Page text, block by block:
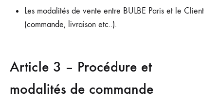
Les modalités de vente entre BULBE Paris et le Client
(commande, livraison etc..).
Article 3 – Procédure et
modalités de commande